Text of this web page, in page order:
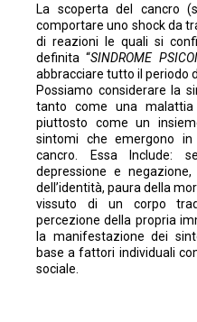
La scoperta del cancro
comportare uno shock da
di reazioni le quali si
definita “SINDROME
abbracciare tutto il periodo
Possiamo considerare la
tanto come una
piuttosto come un
sintomi che emergono
cancro. Essa Include:
depressione e
dell’identità, paura della
vissuto di un corpo
percezione della propria
la manifestazione dei
base a fattori individuali
sociale.